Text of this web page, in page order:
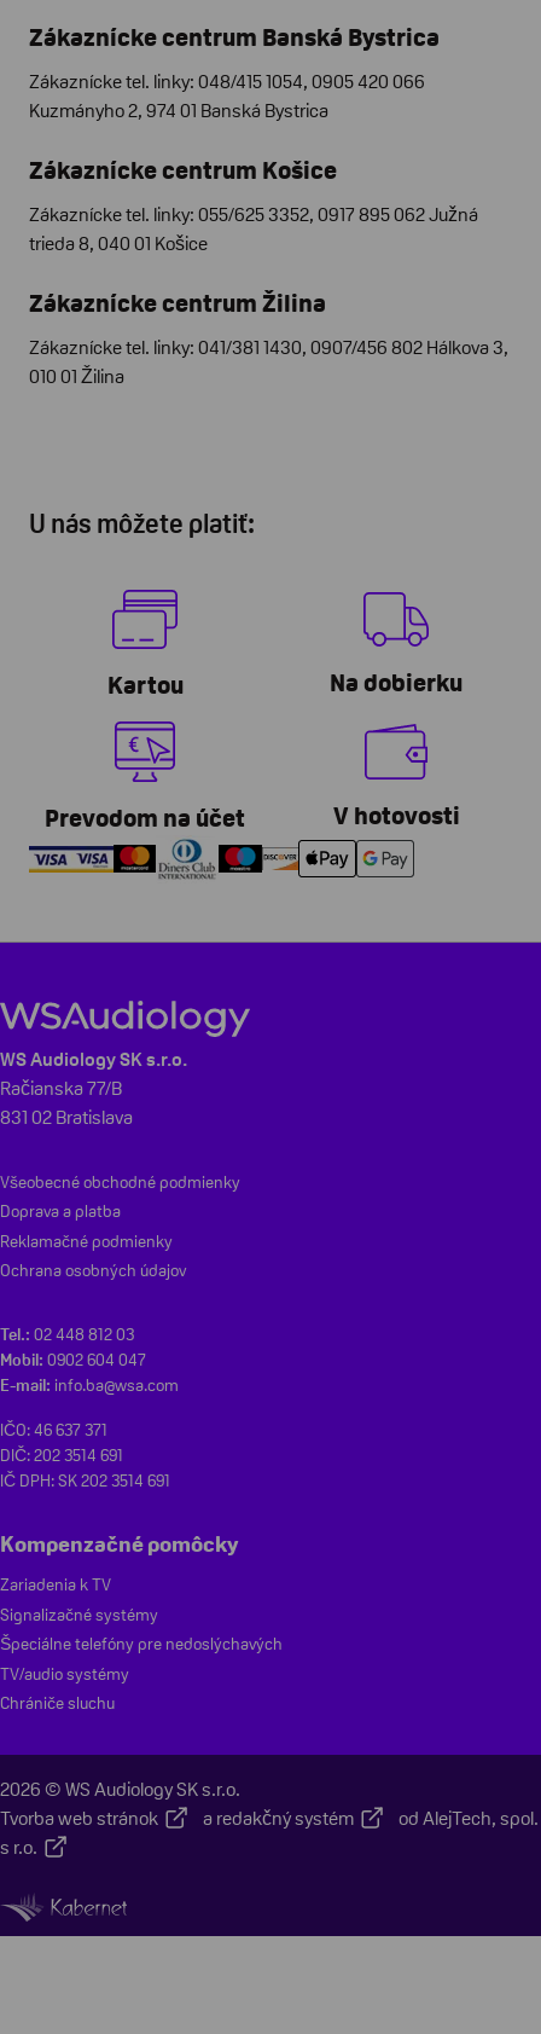
Zákaznícke centrum Banská Bystrica
Zákaznícke tel. linky: 048/415 1054, 0905 420 066
Kuzmányho 2, 974 01 Banská Bystrica
Zákaznícke centrum Košice
Zákaznícke tel. linky: 055/625 3352, 0917 895 062 Južná
trieda 8, 040 01 Košice
Zákaznícke centrum Žilina
Zákaznícke tel. linky: 041/381 1430, 0907/456 802 Hálkova 3,
010 01 Žilina
U nás môžete platiť:
Kartou Na dobierku
Prevodom na účet V hotovosti
WS Audiology SK s.r.o.
Račianska 77/B
831 02 Bratislava
Tel.: 02 448 812 03
Mobil: 0902 604 047
E-mail: info.ba@wsa.com
IČO: 46 637 371
DIČ: 202 3514 691
IČ DPH: SK 202 3514 691
Kompenzačné pomôcky
Zariadenia k TV
Signalizačné systémy
Špeciálne telefóny pre nedoslýchavých
TV/audio systémy
Chrániče sluchu
Všeobecné obchodné podmienky
Doprava a platba
Reklamačné podmienky
Ochrana osobných údajov
2026 © WS Audiology SK s.r.o.
Tvorba web stránok
a redakčný systém od AlejTech, spol.
s r.o.